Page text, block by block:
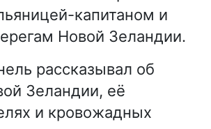
капитаном и
Новой Зеландии.
рассказывал об
Зеландии, её
и кровожадных